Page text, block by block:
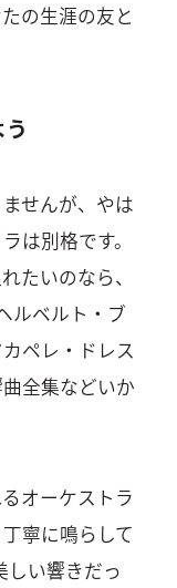
の生涯の友と
せんが、やは
は別格です。
たいのなら、
ルベルト・ブ
ペレ・ドレス
全集などいか
オーケストラ
寧に鳴らして
しい響きだっ